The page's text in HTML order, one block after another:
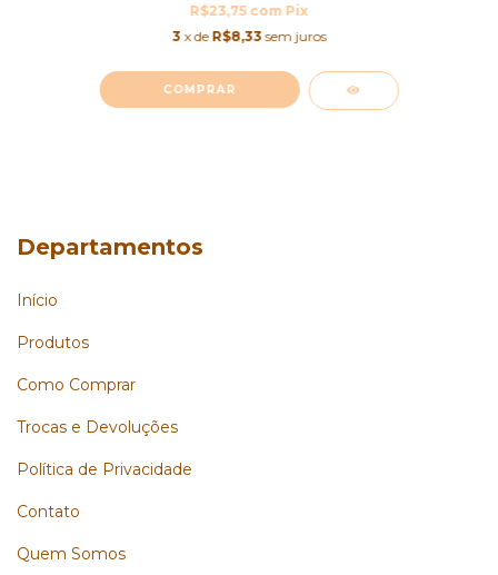
R$23,75 com Pix
3 x de R$8,33 sem juros
COMPRAR
Departamentos
Início
Produtos
Como Comprar
Trocas e Devoluções
Política de Privacidade
Contato
Quem Somos